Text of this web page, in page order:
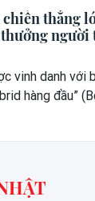
thắng
người
vinh danh với
hàng đầu”